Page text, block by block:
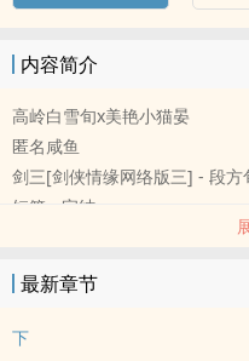
内容简介
高岭白雪旬x美艳小猫晏
匿名咸鱼
剑三[剑侠情缘网络版三] - 段
短篇 - 完结
1️⃣角色巨ooc➕文盲云玩家➕
后口人，下是激情开动。笔力
的‌‎私‎‍‌密‎‌马楼🏳️🏳️
最新章节
下